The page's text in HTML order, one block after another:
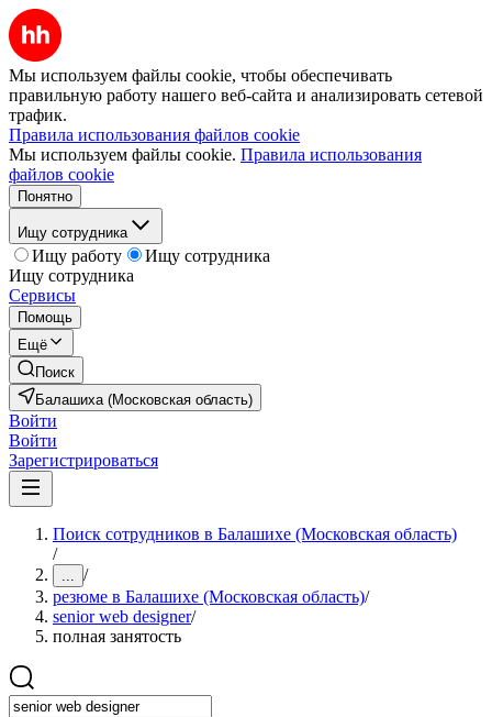
Мы используем файлы cookie, чтобы обеспечивать
правильную работу нашего веб-сайта и анализировать сетевой
трафик.
Правила использования файлов cookie
Мы используем файлы cookie. Правила использования
файлов cookie
Понятно
Ищу сотрудника
Ищу работу
Ищу сотрудника
Ищу сотрудника
Сервисы
Помощь
Ещё
Поиск
Балашиха (Московская область)
Войти
Войти
Зарегистрироваться
Поиск сотрудников в Балашихе (Московская область)
/
... /
резюме в Балашихе (Московская область)/
senior web designer/
полная занятость